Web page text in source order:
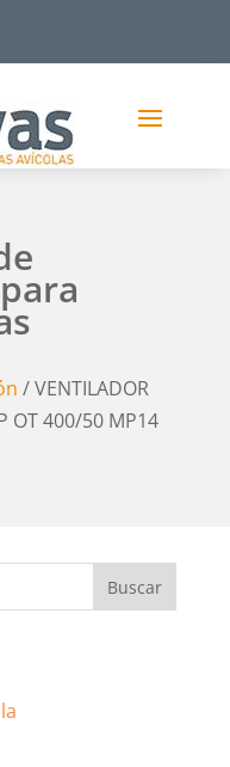
/ VENTILADOR
OT 400/50 MP14
Buscar